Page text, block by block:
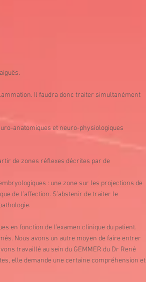
Il faudra donc traiter simultanément
anatomiques et neuro-physiologiques
de zones réflexes décrites par de
: une zone sur les projections de
de l’affection. S’abstenir de traiter le
en fonction de l’examen clinique du patient.
Nous avons un autre moyen de faire entrer
travaillé au sein du GEMMER du Dr René
elle demande une certaine compréhension et